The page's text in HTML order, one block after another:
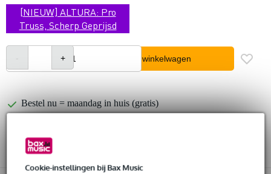
Cookie-instellingen bij Bax Music
[NIEUW] ALTURA: Pro
Truss, Scherp Geprijsd
In winkelwagen
Bestel nu = maandag in huis (gratis)
3 jaar Bax Music garantie